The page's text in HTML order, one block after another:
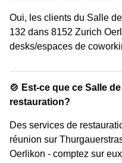
Oui, les clients du Salle
132 dans 8152 Zurich
desks/espaces de
🍲 Est-ce que ce Salle
restauration?
Des services de
réunion sur
Oerlikon - comptez sur